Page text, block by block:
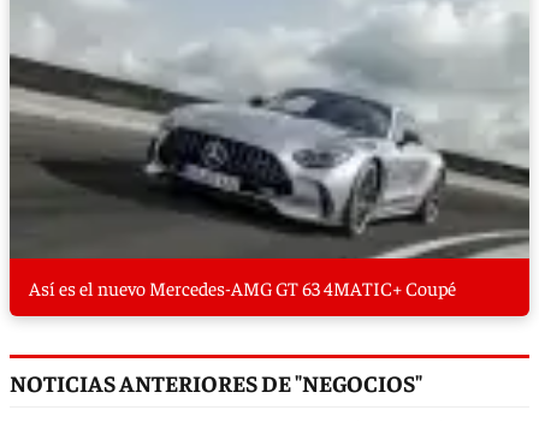
Así es el nuevo Mercedes-AMG GT 63 4MATIC+ Coupé
NOTICIAS ANTERIORES DE "NEGOCIOS"